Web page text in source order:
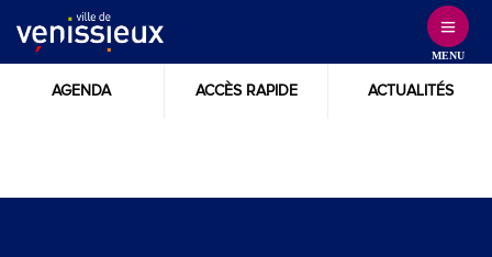
Content
MENU
AGENDA ACCÈS RAPIDE ACTUALITÉS